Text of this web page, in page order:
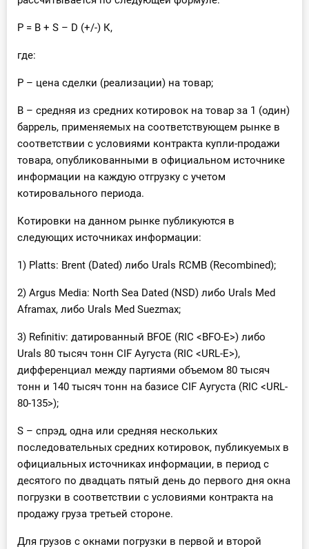
P = B + S – D (+/-) К,
где:
P – цена сделки (реализации) на товар;
B – средняя из средних котировок на товар за 1 (один)
баррель, применяемых на соответствующем рынке в
соответствии с условиями контракта купли-продажи
товара, опубликованными в официальном источнике
информации на каждую отгрузку с учетом
котировального периода.
Котировки на данном рынке публикуются в
следующих источниках информации:
1) Platts: Brent (Dated) либо Urals RCMB (Recombined);
2) Argus Media: North Sea Dated (NSD) либо Urals Med
Aframax, либо Urals Med Suezmax;
3) Refinitiv: датированный BFOE (RIC <BFO-E>) либо
Urals 80 тысяч тонн CIF Аугуста (RIC <URL-E>),
дифференциал между партиями объемом 80 тысяч
тонн и 140 тысяч тонн на базисе CIF Аугуста (RIC <URL-
80-135>);
S – спрэд, одна или средняя нескольких
последовательных средних котировок, публикуемых в
официальных источниках информации, в период с
десятого по двадцать пятый день до первого дня окна
погрузки в соответствии с условиями контракта на
продажу груза третьей стороне.
Для грузов с окнами погрузки в первой и второй